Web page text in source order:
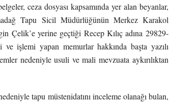
ceza dosyası kapsamında yer alan beyanlar,
Tapu Sicil Müdürlüğünün Merkez Karakol
Çelik’e yerine geçtiği Recep Kılıç adına 29829-
ve işlemi yapan memurlar hakkında başta yazılı
nedeniyle usuli ve mali mevzuata aykırılıktan
tapu müstenidatını inceleme olanağı bulan,